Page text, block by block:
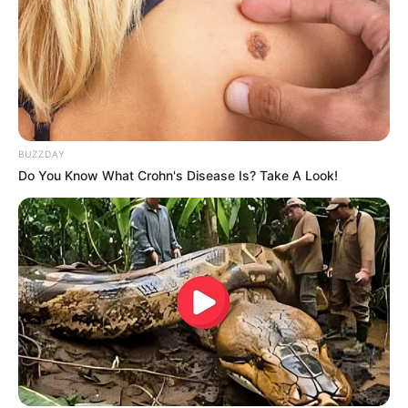
(foto: ucup1000)
Setelah kalah pada pertarungan sebelumnya, ternyata Kuryu
Group tidak menyerah untuk meluaskan bisnisnya dan
membangun casino di area S.W.O.R.D.
BUZZDAY
Do You Know What Crohn's Disease Is? Take A Look!